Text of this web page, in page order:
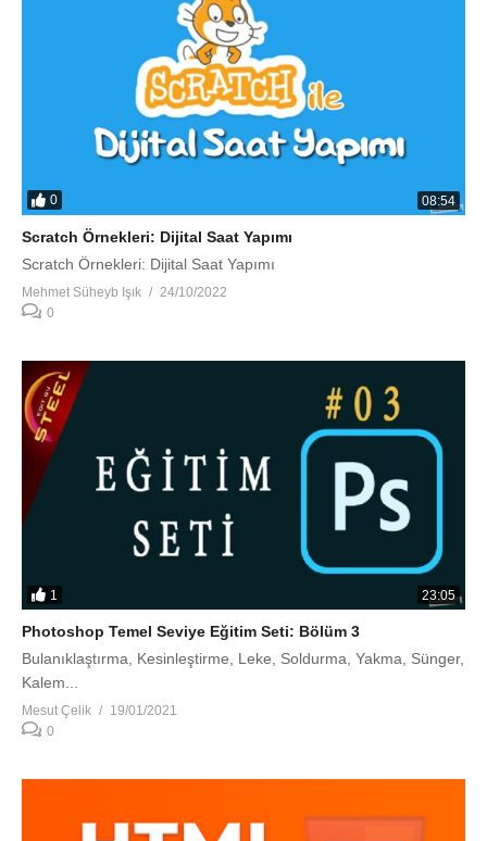
0 08:54
Scratch Örnekleri: Dijital Saat Yapımı
Scratch Örnekleri: Dijital Saat Yapımı
Mehmet Süheyb Işık
24/10/2022
0
1 23:05
Photoshop Temel Seviye Eğitim Seti: Bölüm 3
Bulanıklaştırma, Kesinleştirme, Leke, Soldurma, Yakma, Sünger,
Kalem...
Mesut Çelik
19/01/2021
0